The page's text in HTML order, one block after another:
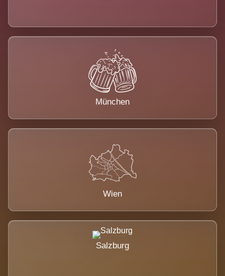
München
Wien
Salzburg